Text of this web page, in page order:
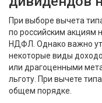
При выборе вычета
по российским акциям
НДФЛ. Однако важно
некоторые виды
или драгоценными
льготу. При вычете
общем порядке.